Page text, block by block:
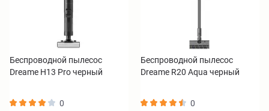
Беспроводной пылесос
Dreame H13 Pro черный
0
Беспроводной пылесос
Dreame R20 Aqua черный
0